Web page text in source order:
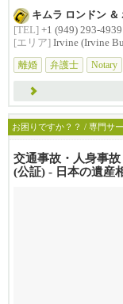
せんか？損害賠償は治療
キムラ ロンドン
[TEL] +1 (949) 293-4939
[エリア] Irvine (Irvine
離婚
弁護士 Notary
お困りですか？？ / 専門サ
交通事故・人身事
(公証) - 日本の遺産